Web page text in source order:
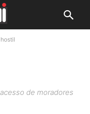
de moradores